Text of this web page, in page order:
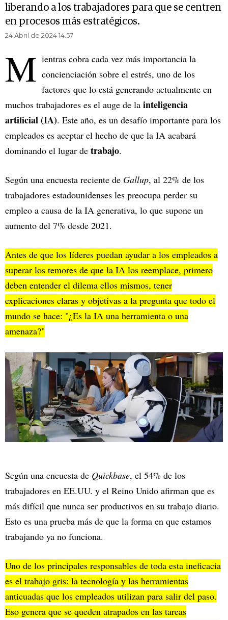
liberando a los trabajadores para que se centren
en procesos más estratégicos.
24 Abril de 2024 14.57
M ientras cobra cada vez más importancia la
concienciación sobre el estrés, uno de los
factores que lo está generando actualmente en
muchos trabajadores es el auge de la inteligencia
artificial (IA). Este año, es un desafío importante para los
empleados es aceptar el hecho de que la IA acabará
dominando el lugar de trabajo.
Según una encuesta reciente de Gallup, al 22% de los
trabajadores estadounidenses les preocupa perder su
empleo a causa de la IA generativa, lo que supone un
aumento del 7% desde 2021.
Antes de que los líderes puedan ayudar a los empleados a
superar los temores de que la IA los reemplace, primero
deben entender el dilema ellos mismos, tener
explicaciones claras y objetivas a la pregunta que todo el
mundo se hace: "¿Es la IA una herramienta o una
amenaza?"
Según una encuesta de Quickbase, el 54% de los
trabajadores en EE.UU. y el Reino Unido afirman que es
más difícil que nunca ser productivos en su trabajo diario.
Esto es una prueba más de que la forma en que estamos
trabajando ya no funciona.
Uno de los principales responsables de toda esta ineficacia
es el trabajo gris: la tecnología y las herramientas
anticuadas que los empleados utilizan para salir del paso.
Eso genera que se queden atrapados en las tareas